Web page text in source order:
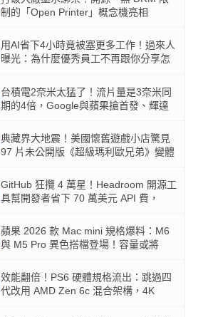
制的「Open Printer」概念機亮相
用AI省下4小時竟被塞更多工作！過來人
曝光：為什麼優秀員工不再跟你分享怎
台積電2奈米太猛了！流片量是3奈米同
期的4倍，Google與蘋果搶首發、輝達
典藏界大地震！美國懷舊遊戲小店驚見
97 片未公開版《超級瑪利歐兄弟》變體
GitHub 狂攬 4 萬星！Headroom 開源工
具幫開發者省下 70 萬美元 API 費，
蘋果 2026 款 Mac mini 規格爆料：M6
與 M5 Pro 異色搭檔登場！容量或將
效能翻倍！PS6 硬體規格流出：跳過四
代改用 AMD Zen 6c 混合架構，4K